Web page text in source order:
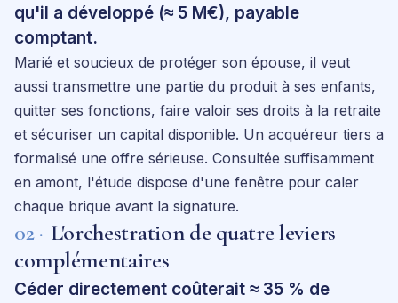
qu'il a développé (≈ 5 M€), payable
comptant.
Marié et soucieux de protéger son épouse, il veut
aussi transmettre une partie du produit à ses enfants,
quitter ses fonctions, faire valoir ses droits à la retraite
et sécuriser un capital disponible. Un acquéreur tiers a
formalisé une offre sérieuse. Consultée suffisamment
en amont, l'étude dispose d'une fenêtre pour caler
chaque brique avant la signature.
02 · L'orchestration de quatre leviers
complémentaires
Céder directement coûterait ≈ 35 % de